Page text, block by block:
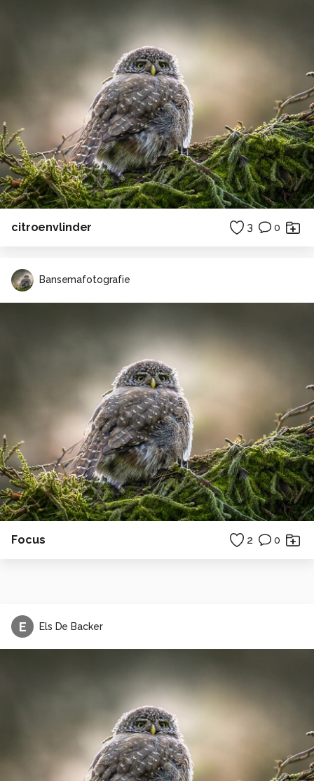
citroenvlinder 3 0
Bansemafotografie
Focus 2 0
E Els De Backer